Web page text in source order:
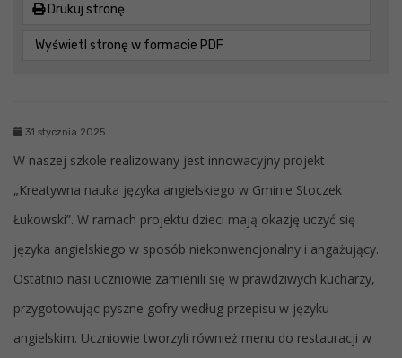
Drukuj stronę
Wyświetl stronę w formacie PDF
31 stycznia 2025
W naszej szkole realizowany jest innowacyjny projekt
„Kreatywna nauka języka angielskiego w Gminie Stoczek
Łukowski”. W ramach projektu dzieci mają okazję uczyć się
języka angielskiego w sposób niekonwencjonalny i angażujący.
Ostatnio nasi uczniowie zamienili się w prawdziwych kucharzy,
przygotowując pyszne gofry według przepisu w języku
angielskim. Uczniowie tworzyli również menu do restauracji w